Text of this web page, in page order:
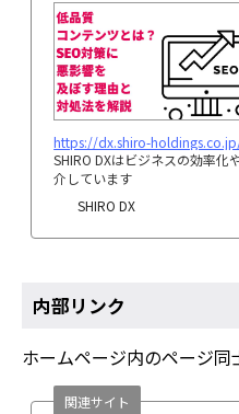
https://dx.shiro-
SHIRO DXはビジネスの効率化
介しています
SHIRO DX
内部リンク
ホームページ内のページ
関連サイト